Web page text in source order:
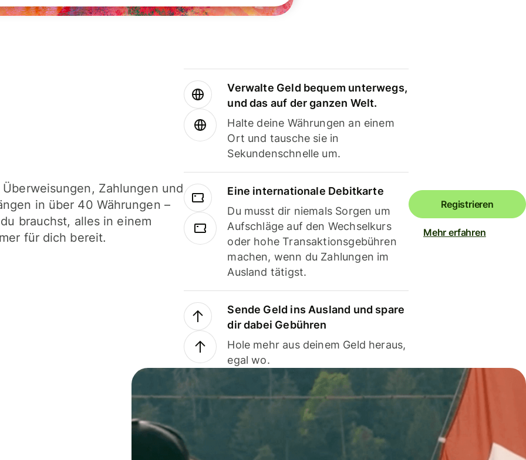
Zahlungen und
in über 40 Währungen –
brauchst, alles in einem
für dich bereit.
Verwalte Geld bequem unterwegs,
und das auf der ganzen Welt.
Halte deine Währungen an einem
Ort und tausche sie in
Sekundenschnelle um.
Eine internationale Debitkarte
Du musst dir niemals Sorgen um
Aufschläge auf den Wechselkurs
oder hohe Transaktionsgebühren
machen, wenn du Zahlungen im
Ausland tätigst.
Sende Geld ins Ausland und spare
dir dabei Gebühren
Hole mehr aus deinem Geld heraus,
egal wo.
Registrieren
Mehr erfahren